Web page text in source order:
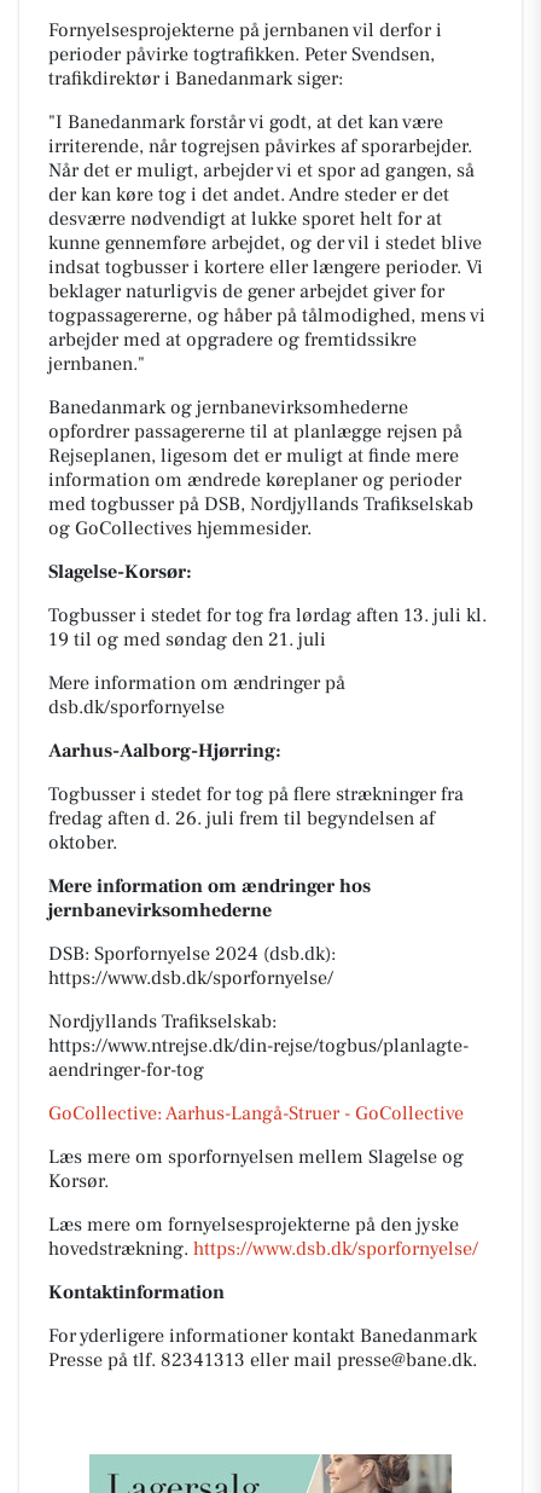
Fornyelsesprojekterne på jernbanen vil derfor i
perioder påvirke togtrafikken. Peter Svendsen,
trafikdirektør i Banedanmark siger:
"I Banedanmark forstår vi godt, at det kan være
irriterende, når togrejsen påvirkes af sporarbejder.
Når det er muligt, arbejder vi et spor ad gangen, så
der kan køre tog i det andet. Andre steder er det
desværre nødvendigt at lukke sporet helt for at
kunne gennemføre arbejdet, og der vil i stedet blive
indsat togbusser i kortere eller længere perioder. Vi
beklager naturligvis de gener arbejdet giver for
togpassagererne, og håber på tålmodighed, mens vi
arbejder med at opgradere og fremtidssikre
jernbanen."
Banedanmark og jernbanevirksomhederne
opfordrer passagererne til at planlægge rejsen på
Rejseplanen, ligesom det er muligt at finde mere
information om ændrede køreplaner og perioder
med togbusser på DSB, Nordjyllands Trafikselskab
og GoCollectives hjemmesider.
Slagelse-Korsør:
Togbusser i stedet for tog fra lørdag aften 13. juli kl.
19 til og med søndag den 21. juli
Mere information om ændringer på
dsb.dk/sporfornyelse
Aarhus-Aalborg-Hjørring:
Togbusser i stedet for tog på flere strækninger fra
fredag aften d. 26. juli frem til begyndelsen af
oktober.
Mere information om ændringer hos
jernbanevirksomhederne
DSB: Sporfornyelse 2024 (dsb.dk):
https://www.dsb.dk/sporfornyelse/
Nordjyllands Trafikselskab:
https://www.ntrejse.dk/din-rejse/togbus/planlagte-
aendringer-for-tog
GoCollective: Aarhus-Langå-Struer - GoCollective
Læs mere om sporfornyelsen mellem Slagelse og
Korsør.
Læs mere om fornyelsesprojekterne på den jyske
hovedstrækning. https://www.dsb.dk/sporfornyelse/
Kontaktinformation
For yderligere informationer kontakt Banedanmark
Presse på tlf. 82341313 eller mail presse@bane.dk.